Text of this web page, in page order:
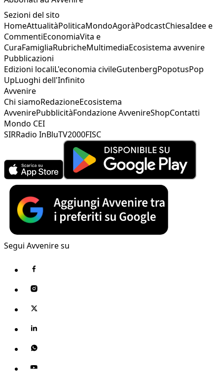
Sezioni del sito
HomeAttualitàPoliticaMondoAgoràPodcastChiesaIdee e
CommentiEconomiaVita e
CuraFamigliaRubricheMultimediaEcosistema avvenire
Pubblicazioni
Edizioni localiL'economia civileGutenbergPopotusPop
UpLuoghi dell'Infinito
Avvenire
Chi siamoRedazioneEcosistema
AvvenirePubblicitàFondazione AvvenireShopContatti
Mondo CEI
SIRRadio InBluTV2000FISC
Segui Avvenire su